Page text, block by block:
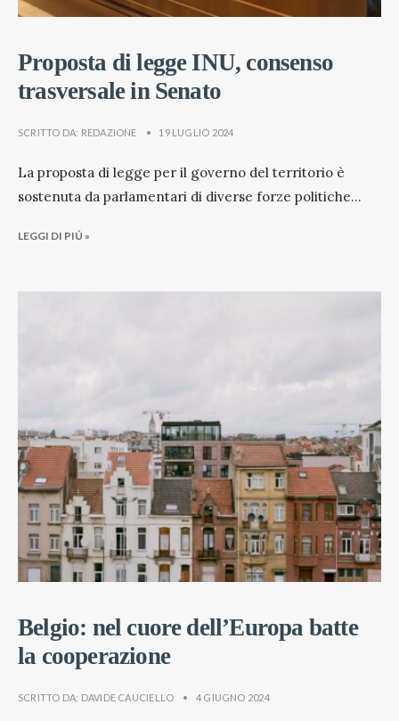
Proposta di legge INU, consenso
trasversale in Senato
SCRITTO DA: REDAZIONE • 19 LUGLIO 2024
La proposta di legge per il governo del territorio è
sostenuta da parlamentari di diverse forze politiche...
LEGGI DI PIÚ »
Belgio: nel cuore dell’Europa batte
la cooperazione
SCRITTO DA: DAVIDE CAUCIELLO • 4 GIUGNO 2024